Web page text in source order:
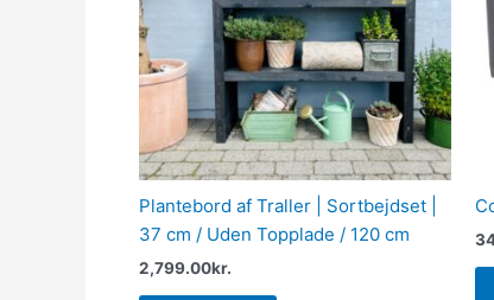
Plantebord af Traller | Sortbejdset |
37 cm / Uden Topplade / 120 cm
2,799.00kr.